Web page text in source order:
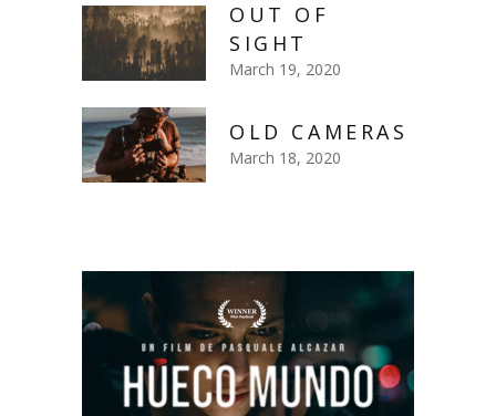
OUT OF
SIGHT
March 19, 2020
OLD CAMERAS
March 18, 2020